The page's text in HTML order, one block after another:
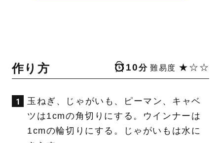
作り方 10分 難易度 ★☆☆
玉ねぎ、じゃがいも、ピーマン、キャベ
ツは1cmの角切りにする。ウインナーは
1cmの輪切りにする。じゃがいもは水に